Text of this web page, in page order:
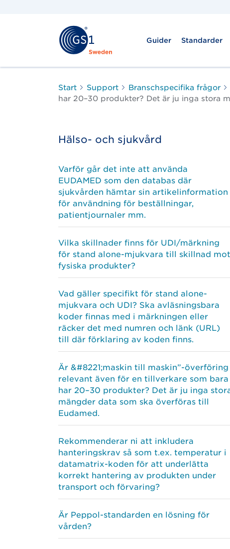
Guider Standarder
Start Support Branschspecifika frågor
har 20–30 produkter? Det är ju inga stora
Hälso- och sjukvård
Varför går det inte att använda
EUDAMED som den databas där
sjukvården hämtar sin artikelinformation
för användning för beställningar,
patientjournaler mm.
Vilka skillnader finns för UDI/märkning
för stand alone-mjukvara till skillnad mot
fysiska produkter?
Vad gäller specifikt för stand alone-
mjukvara och UDI? Ska avläsningsbara
koder finnas med i märkningen eller
räcker det med numren och länk (URL)
till där förklaring av koden finns.
Är &#8221;maskin till maskin”-överföring
relevant även för en tillverkare som bara
har 20–30 produkter? Det är ju inga
mängder data som ska överföras till
Eudamed.
Rekommenderar ni att inkludera
hanteringskrav så som t.ex. temperatur i
datamatrix-koden för att underlätta
korrekt hantering av produkten under
transport och förvaring?
Är Peppol-standarden en lösning för
vården?